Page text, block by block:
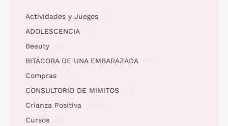
Actividades y Juegos
ADOLESCENCIA
Beauty
BITÁCORA DE UNA EMBARAZADA
Compras
CONSULTORIO DE MIMITOS
Crianza Positiva
Cursos